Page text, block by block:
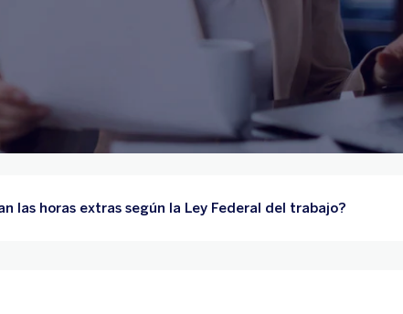
las horas extras según la Ley Federal del trabajo?